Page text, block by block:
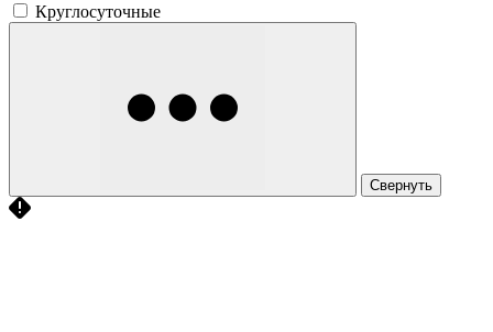
Круглосуточные
Свернуть